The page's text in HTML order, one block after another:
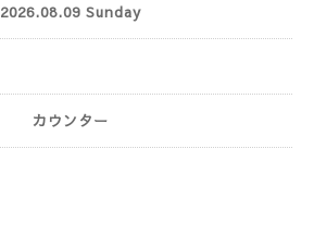
2026.08.09 Sunday
カウンター